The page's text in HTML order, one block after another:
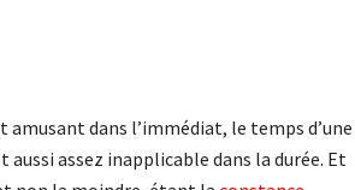
amusant dans l’immédiat, le temps d’une
assez inapplicable dans la durée. Et